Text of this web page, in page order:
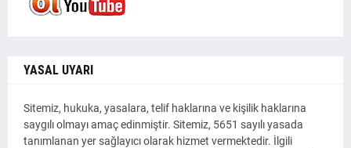
YASAL UYARI
Sitemiz, hukuka, yasalara, telif haklarına ve kişilik haklarına
saygılı olmayı amaç edinmiştir. Sitemiz, 5651 sayılı yasada
tanımlanan yer sağlayıcı olarak hizmet vermektedir. İlgili